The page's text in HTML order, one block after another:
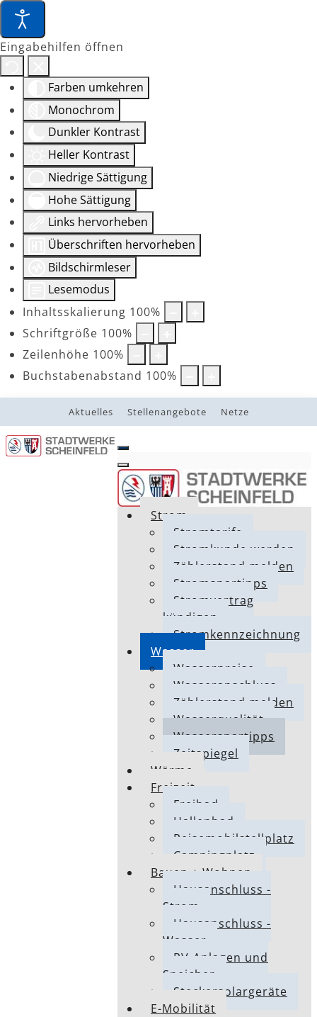
Eingabehilfen öffnen
Farben umkehren
Monochrom
Dunkler Kontrast
Heller Kontrast
Niedrige Sättigung
Hohe Sättigung
Links hervorheben
Überschriften hervorheben
Bildschirmleser
Lesemodus
Inhaltsskalierung 100%
Schriftgröße 100%
Zeilenhöhe 100%
Buchstabenabstand 100%
Aktuelles Stellenangebote Netze
Strom
Stromtarife
Stromkunde werden
Zählerstand melden
Stromspartipps
Stromvertrag
kündigen
Stromkennzeichnung
Wasser
Wasserpreise
Wasseranschluss
Zählerstand melden
Wasserqualität
Wasserspartipps
Zeitspiegel
Wärme
Freizeit
Freibad
Hallenbad
Reisemobilstellplatz
Campingplatz
Bauen + Wohnen
Hausanschluss -
Strom
Hausanschluss -
Wasser
PV-Anlagen und
Speicher
Steckersolargeräte
E-Mobilität